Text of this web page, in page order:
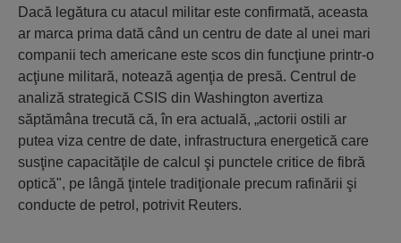
Dacă legătura cu atacul militar este confirmată, aceasta
ar marca prima dată când un centru de date al unei mari
companii tech americane este scos din funcţiune printr-o
acţiune militară, notează agenţia de presă. Centrul de
analiză strategică CSIS din Washington avertiza
săptămâna trecută că, în era actuală, „actorii ostili ar
putea viza centre de date, infrastructura energetică care
susţine capacităţile de calcul şi punctele critice de fibră
optică", pe lângă ţintele tradiţionale precum rafinării şi
conducte de petrol, potrivit Reuters.